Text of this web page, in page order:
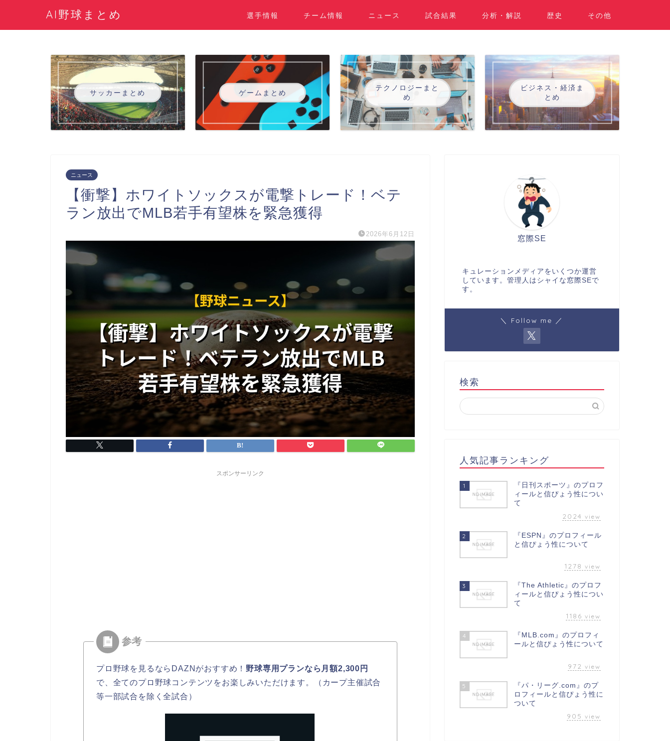
AI野球まとめ 選手情報 チーム情報 ニュース 試合結果 分析・解説 歴史 その他
サッカーまとめ ゲームまとめ
テクノロジーまと
め
ビジネス・経済ま
とめ
ニュース
【衝撃】ホワイトソックスが電撃トレード！ベテ
ラン放出でMLB若手有望株を緊急獲得
2026年6月12日
スポンサーリンク
プロ野球を見るならDAZNがおすすめ！ 野球専用プランなら月額2,300円
で、全てのプロ野球コンテンツをお楽しみいただけます。（カープ主催試合
等一部試合を除く全試合）
窓際SE
キュレーションメディアをいくつか運営
しています。管理人はシャイな窓際SEで
す。
＼ Follow me ／
検索
人気記事ランキング
1
『日刊スポーツ』のプロフ
ィールと信ぴょう性につい
て
2024 view
2
『ESPN』のプロフィール
と信ぴょう性について
1278 view
3
『The Athletic』のプロフ
ィールと信ぴょう性につい
て
1186 view
4
『MLB.com』のプロフィ
ールと信ぴょう性について
972 view
5
『パ・リーグ.com』のプ
ロフィールと信ぴょう性に
ついて
905 view